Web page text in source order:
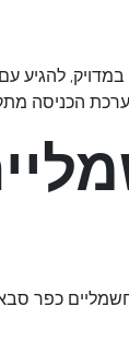
להגיע
הכניסה
יש תקלות שפשוט לא יכולות לחכות. שירות